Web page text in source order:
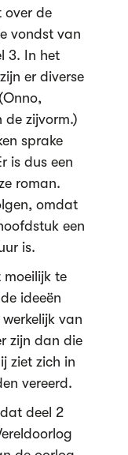
over de
vondst van
3. In het
er diverse
de zijvorm.)
sprake
is dus een
roman.
omdat
een
is.
moeilijk te
ideeën
van
zijn dan die
ziet zich in
vereerd.
deel 2